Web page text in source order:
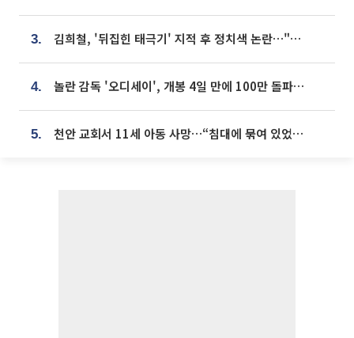
3. 김희철, '뒤집힌 태극기' 지적 후 정치색 논란…"좌우 떠나 우리나라 국기"
4. 놀란 감독 '오디세이', 개봉 4일 만에 100만 돌파⋯'왕사남' 보다 빠르다
5. 천안 교회서 11세 아동 사망…“침대에 묶여 있었다” 진술 확보